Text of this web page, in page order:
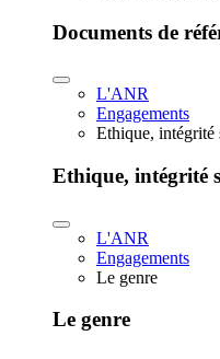
Documents de
L'ANR
Engagements
Ethique, intégrité
Ethique, intégrité
L'ANR
Engagements
Le genre
Le genre